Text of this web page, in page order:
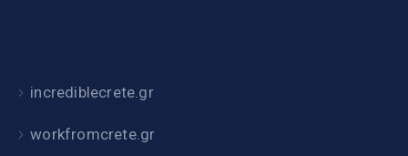
incrediblecrete.gr
workfromcrete.gr